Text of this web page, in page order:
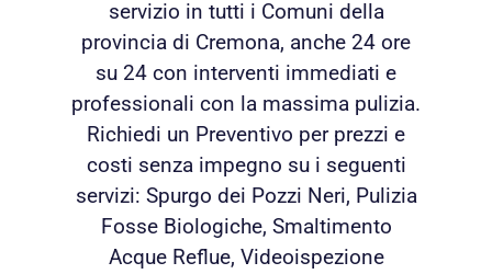
servizio in tutti i Comuni della
provincia di Cremona, anche 24 ore
su 24 con interventi immediati e
professionali con la massima pulizia.
Richiedi un Preventivo per prezzi e
costi senza impegno su i seguenti
servizi: Spurgo dei Pozzi Neri, Pulizia
Fosse Biologiche, Smaltimento
Acque Reflue, Videoispezione